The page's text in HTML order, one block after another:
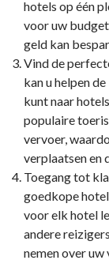
hotels op één
voor uw
geld kan
Vind de
kan u helpen
kunt naar
populaire
vervoer,
verplaatsen en
Toegang tot
goedkope
voor elk hotel
andere
nemen over